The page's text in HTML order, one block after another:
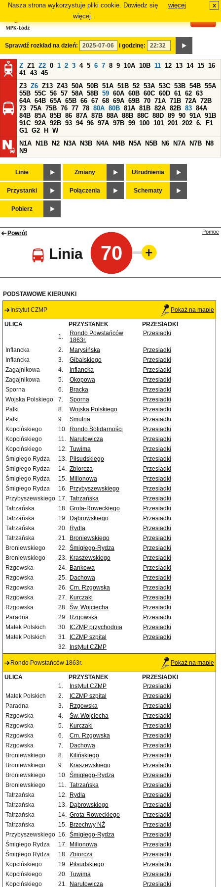
Nasza strona wykorzystuje pliki cookie. Dowiedz się
więcej.
więcej x
Sprawdź rozkład na dzień: i godzinę:
Z Z1 Z2 0 1 2 3 4 5 6 7 8 9 10A 10B 11 12 13 14 15 16
41 43 45
Z3 Z6 Z13 Z43 50A 50B 51A 51B 52 53A 53C 53B 54B 55A
55B 55C 56 57 58A 58B 59 60A 60B 60C 60D 61 62 63
64A 64B 65A 65B 66 67 68 69A 69B 70 71A 71B 72A 72B
73 75A 75B 76 77 78 80A 80B 81A 81B 82A 82B 83 84A
84B 85A 85B 86 87A 87B 88A 88B 88C 88D 89 90 91A 91B
91C 92A 92B 93 94 96 97A 97B 99 100 101 201 202 6.
F1
G1 G2 H
W
N1A
N1B N2 N3A N3B N4A N4B N5A N5B N6 N7A N7B
N8
N9
Linie Zmiany Utrudnienia
Przystanki Połączenia Schematy
Pobierz
Powrót
Linia 70
Pomoc
PODSTAWOWE KIERUNKI
Instytut CZMP Pokaż na mapie
ULICA PRZYSTANEK
PRZESIADKI
1.
Rondo Powstańców
1863r.
Przesiadki
Inflancka 2. Marysińska
Przesiadki
Inflancka
3. Gibalskiego
Przesiadki
Zagajnikowa
4. Inflancka
Przesiadki
Zagajnikowa
5. Okopowa
Przesiadki
Sporna
6. Bracka
Przesiadki
Wojska Polskiego
7. Sporna
Przesiadki
Palki
8. Wojska Polskiego
Przesiadki
Palki
9. Smutna
Przesiadki
Kopcińskiego
10. Rondo Solidarności
Przesiadki
Kopcińskiego
11. Narutowicza
Przesiadki
Kopcińskiego
12. Tuwima
Przesiadki
Śmigłego Rydza
13. Piłsudskiego
Przesiadki
Śmigłego Rydza
14. Zbiorcza
Przesiadki
Śmigłego Rydza
15. Milionowa
Przesiadki
Śmigłego Rydza
16. Przybyszewskiego
Przesiadki
Przybyszewskiego 17. Tatrzańska
Przesiadki
Tatrzańska
18. Grota-Roweckiego
Przesiadki
Tatrzańska
19. Dąbrowskiego
Przesiadki
Tatrzańska
20. Rydla
Przesiadki
Tatrzańska
21. Broniewskiego
Przesiadki
Broniewskiego
22. Śmigłego-Rydza
Przesiadki
Broniewskiego
23. Kraszewskiego
Przesiadki
Rzgowska
24. Bankowa
Przesiadki
Rzgowska
25. Dachowa
Przesiadki
Rzgowska
26. Cm. Rzgowska
Przesiadki
Rzgowska
27. Kurczaki
Przesiadki
Rzgowska
28. Św. Wojciecha
Przesiadki
Paradna
29. Rzgowska
Przesiadki
Matek Polskich
30. ICZMP przychodnia
Przesiadki
Matek Polskich
31. ICZMP szpital
Przesiadki
32.
Instytut CZMP
Rondo Powstańców 1863r. Pokaż na mapie
ULICA PRZYSTANEK
PRZESIADKI
1.
Instytut CZMP
Przesiadki
Matek Polskich
2. ICZMP szpital
Przesiadki
Paradna
3. Rzgowska
Przesiadki
Rzgowska
4. Św. Wojciecha
Przesiadki
Rzgowska
5. Kurczaki
Przesiadki
Rzgowska
6. Cm. Rzgowska
Przesiadki
Rzgowska
7. Dachowa
Przesiadki
Broniewskiego
8. Kilińskiego
Przesiadki
Broniewskiego
9. Kraszewskiego
Przesiadki
Broniewskiego
10. Śmigłego-Rydza
Przesiadki
Broniewskiego
11. Tatrzańska
Przesiadki
Tatrzańska
12. Rydla
Przesiadki
Tatrzańska
13. Dąbrowskiego
Przesiadki
Tatrzańska
14. Grota-Roweckiego
Przesiadki
Tatrzańska
15. Brzechwy NŻ
Przesiadki
Przybyszewskiego 16. Śmigłego-Rydza
Przesiadki
Śmigłego Rydza
17. Milionowa
Przesiadki
Śmigłego Rydza
18. Zbiorcza
Przesiadki
Kopcińskiego
19. Piłsudskiego
Przesiadki
Kopcińskiego
20. Tuwima
Przesiadki
Kopcińskiego
21. Narutowicza Przesiadki